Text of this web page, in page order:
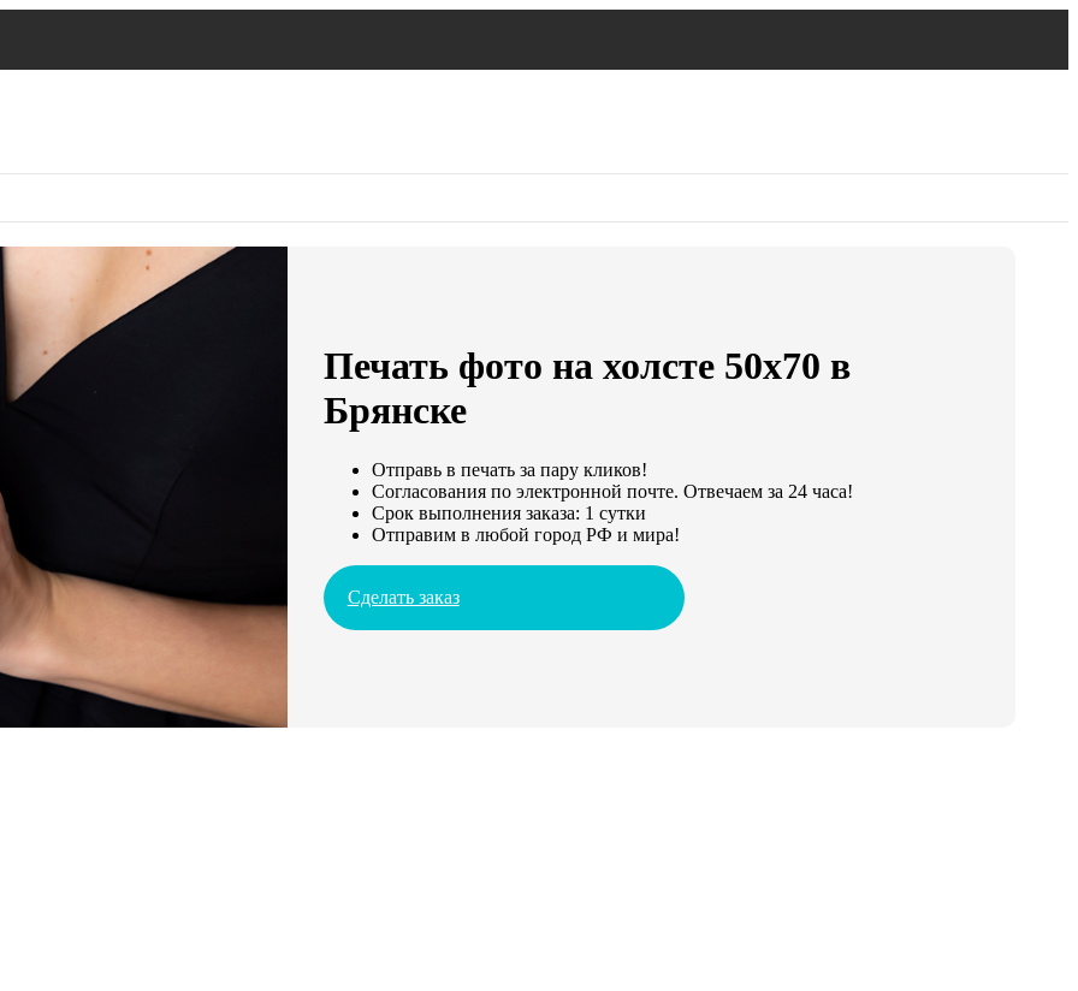
Печать фото на холсте 50х70 в
Брянске
Отправь в печать за пару кликов!
Согласования по электронной почте. Отвечаем за 24 часа!
Срок выполнения заказа: 1 сутки
Отправим в любой город РФ и мира!
Сделать заказ